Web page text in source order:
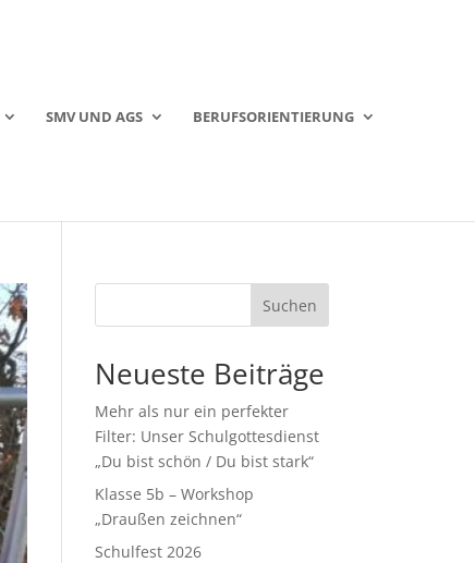
SMV UND AGS BERUFSORIENTIERUNG
Suchen
Neueste Beiträge
Mehr als nur ein perfekter
Filter: Unser Schulgottesdienst
„Du bist schön / Du bist stark“
Klasse 5b – Workshop
„Draußen zeichnen“
Schulfest 2026